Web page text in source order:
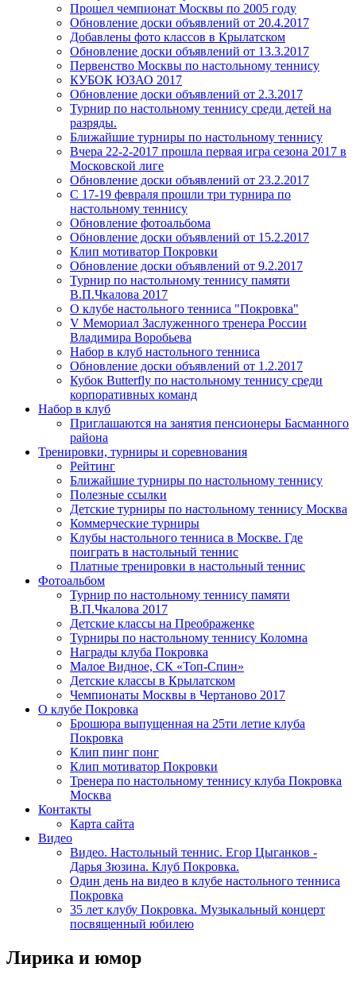
Прошел чемпионат Москвы по 2005 году
Обновление доски объявлений от 20.4.2017
Добавлены фото классов в Крылатском
Обновление доски объявлений от 13.3.2017
Первенство Москвы по настольному теннису
КУБОК ЮЗАО 2017
Обновление доски объявлений от 2.3.2017
Турнир по настольному теннису среди детей на
разряды.
Ближайшие турниры по настольному теннису
Вчера 22-2-2017 прошла первая игра сезона 2017 в
Московской лиге
Обновление доски объявлений от 23.2.2017
С 17-19 февраля прошли три турнира по
настольному теннису
Обновление фотоальбома
Обновление доски объявлений от 15.2.2017
Клип мотиватор Покровки
Обновление доски объявлений от 9.2.2017
Турнир по настольному теннису памяти
В.П.Чкалова 2017
О клубе настольного тенниса "Покровка"
V Мемориал Заслуженного тренера России
Владимира Воробьева
Набор в клуб настольного тенниса
Обновление доски объявлений от 1.2.2017
Кубок Butterfly по настольному теннису среди
корпоративных команд
Набор в клуб
Приглашаются на занятия пенсионеры Басманного
района
Тренировки, турниры и соревнования
Рейтинг
Ближайшие турниры по настольному теннису
Полезные ссылки
Детские турниры по настольному теннису Москва
Коммерческие турниры
Клубы настольного тенниса в Москве. Где
поиграть в настольный теннис
Платные тренировки в настольный теннис
Фотоальбом
Турнир по настольному теннису памяти
В.П.Чкалова 2017
Детские классы на Преображенке
Турниры по настольному теннису Коломна
Награды клуба Покровка
Малое Видное, СК «Топ-Спин»
Детские классы в Крылатском
Чемпионаты Москвы в Чертаново 2017
О клубе Покровка
Брошюра выпущенная на 25ти летие клуба
Покровка
Клип пинг понг
Клип мотиватор Покровки
Тренера по настольному теннису клуба Покровка
Москва
Контакты
Карта сайта
Видео
Видео. Настольный теннис. Егор Цыганков -
Дарья Зюзина. Клуб Покровка.
Один день на видео в клубе настольного тенниса
Покровка
35 лет клубу Покровка. Музыкальный концерт
посвященный юбилею
Лирика и юмор